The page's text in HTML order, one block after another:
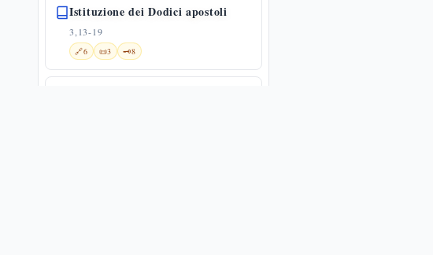
Istituzione dei Dodici apostoli
3,13-19
🔗6 📜3 🗝️8